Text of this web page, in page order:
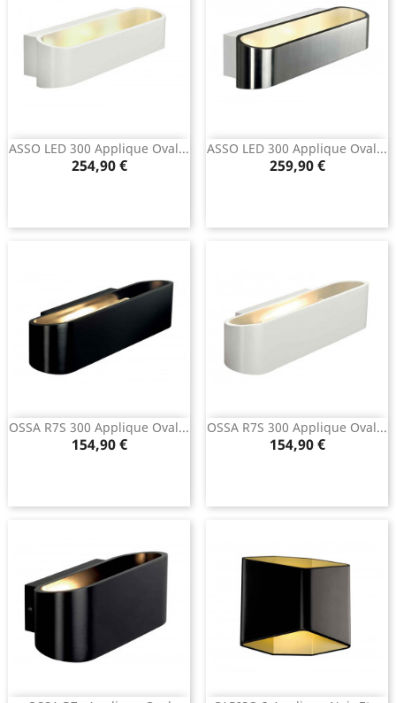
ASSO LED 300 Applique Oval...
Prix
254,90 €
ASSO LED 300 Applique Oval...
Prix
259,90 €
OSSA R7S 300 Applique Oval...
Prix
154,90 €
OSSA R7S 300 Applique Oval...
Prix
154,90 €